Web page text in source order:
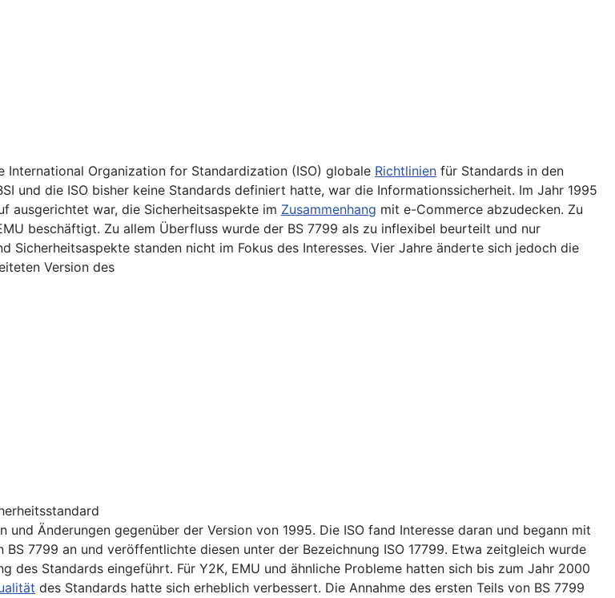
International Organization for Standardization (ISO) globale Richtlinien für Standards in den
und die ISO bisher keine Standards definiert hatte, war die Informationssicherheit. Im Jahr 1995
ausgerichtet war, die Sicherheitsaspekte im Zusammenhang mit e-Commerce abzudecken. Zu
beschäftigt. Zu allem Überfluss wurde der BS 7799 als zu inflexibel beurteilt und nur
standen nicht im Fokus des Interesses. Vier Jahre änderte sich jedoch die
Version des
Änderungen gegenüber der Version von 1995. Die ISO fand Interesse daran und begann mit
7799 an und veröffentlichte diesen unter der Bezeichnung ISO 17799. Etwa zeitgleich wurde
des Standards eingeführt. Für Y2K, EMU und ähnliche Probleme hatten sich bis zum Jahr 2000
des Standards hatte sich erheblich verbessert. Die Annahme des ersten Teils von BS 7799